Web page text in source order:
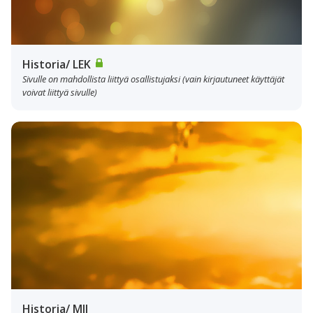
Historia/ LEK
Sivulle on mahdollista liittyä osallistujaksi (vain kirjautuneet käyttäjät
voivat liittyä sivulle)
Historia/ MIJ